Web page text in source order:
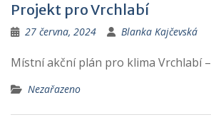
Projekt pro Vrchlabí
27 června, 2024 Blanka Kajčevská
Místní akční plán pro klima Vrchlabí –
Nezařazeno